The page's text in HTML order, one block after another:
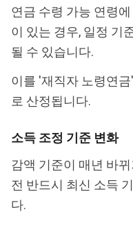
연금 수령 가능 연령
이 있는 경우, 일정 기
될 수 있습니다.
이를 '재직자 노령연
로 산정됩니다.
소득 조정 기준 변화
감액 기준이 매년 바
전 반드시 최신 소득
다.